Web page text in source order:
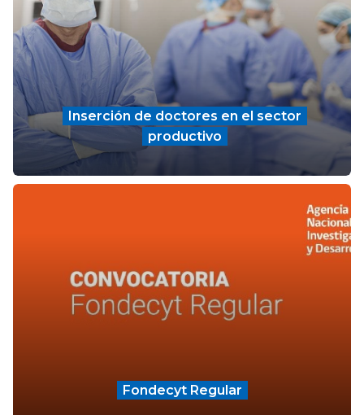
Inserción de doctores en el sector
productivo
Fondecyt Regular